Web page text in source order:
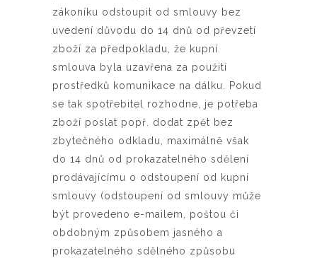
zákoníku odstoupit od smlouvy bez
uvedení důvodu do 14 dnů od převzetí
zboží za předpokladu, že kupní
smlouva byla uzavřena za použití
prostředků komunikace na dálku. Pokud
se tak spotřebitel rozhodne, je potřeba
zboží poslat popř. dodat zpět bez
zbytečného odkladu, maximálně však
do 14 dnů od prokazatelného sdělení
prodávajícímu o odstoupení od kupní
smlouvy (odstoupení od smlouvy může
být provedeno e-mailem, poštou či
obdobným způsobem jasného a
prokazatelného sdělného způsobu